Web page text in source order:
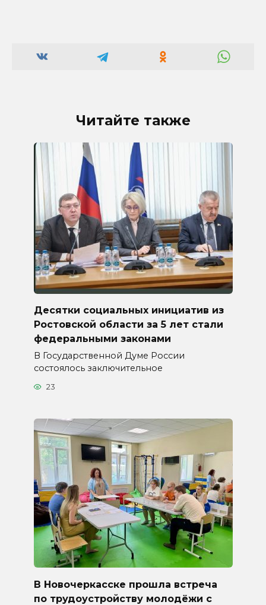
Читайте также
Десятки социальных инициатив из
Ростовской области за 5 лет стали
федеральными законами
В Государственной Думе России
состоялось заключительное
23
В Новочеркасске прошла встреча
по трудоустройству молодёжи с